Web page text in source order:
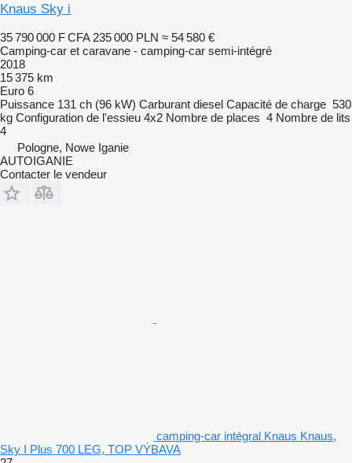
Knaus Sky i
35 790 000 F CFA 235 000 PLN ≈ 54 580 €
Camping-car et caravane - camping-car semi-intégré
2018
15 375 km
Euro 6
Puissance 131 ch (96 kW) Carburant diesel Capacité de charge 530
kg Configuration de l'essieu 4x2 Nombre de places 4 Nombre de lits
4
Pologne, Nowe Iganie
AUTOIGANIE
Contacter le vendeur
camping‐car intégral Knaus Knaus,
Sky I Plus 700 LEG, TOP VÝBAVA